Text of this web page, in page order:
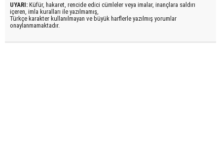
UYARI: Küfür, hakaret, rencide edici cümleler veya imalar, inançlara saldırı
içeren, imla kuralları ile yazılmamış,
Türkçe karakter kullanılmayan ve büyük harflerle yazılmış yorumlar
onaylanmamaktadır.